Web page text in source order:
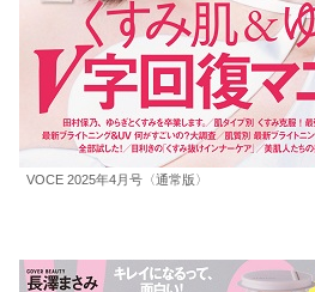
VOCE 2025年4⽉号〈通常版〉